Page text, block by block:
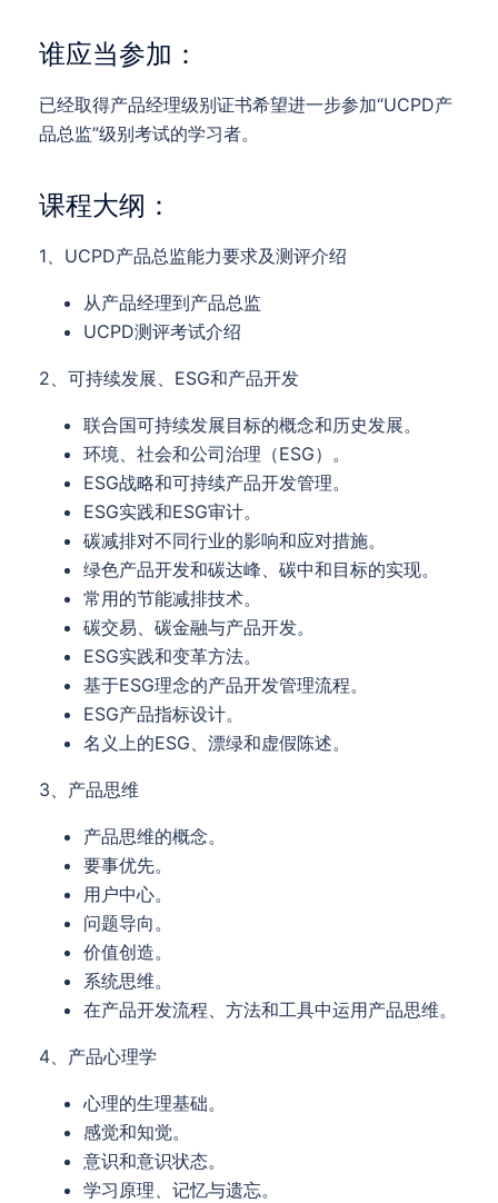
谁应当参加：
已经取得产品经理级别证书希望进一步参加“UCPD产
品总监”级别考试的学习者。
课程大纲：
1、UCPD产品总监能力要求及测评介绍
从产品经理到产品总监
UCPD测评考试介绍
2、可持续发展、ESG和产品开发
联合国可持续发展目标的概念和历史发展。
环境、社会和公司治理（ESG）。
ESG战略和可持续产品开发管理。
ESG实践和ESG审计。
碳减排对不同行业的影响和应对措施。
绿色产品开发和碳达峰、碳中和目标的实现。
常用的节能减排技术。
碳交易、碳金融与产品开发。
ESG实践和变革方法。
基于ESG理念的产品开发管理流程。
ESG产品指标设计。
名义上的ESG、漂绿和虚假陈述。
3、产品思维
产品思维的概念。
要事优先。
用户中心。
问题导向。
价值创造。
系统思维。
在产品开发流程、方法和工具中运用产品思维。
4、产品心理学
心理的生理基础。
感觉和知觉。
意识和意识状态。
学习原理、记忆与遗忘。